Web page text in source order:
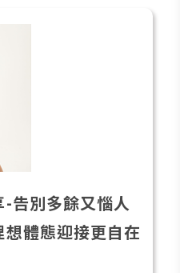
告別多餘又惱人
體態迎接更自在